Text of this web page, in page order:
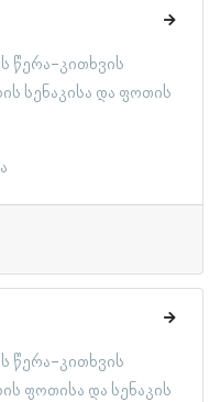
წერა-კითხვის
სენაკისა და ფოთის
წერა-კითხვის
ფოთისა და სენაკის